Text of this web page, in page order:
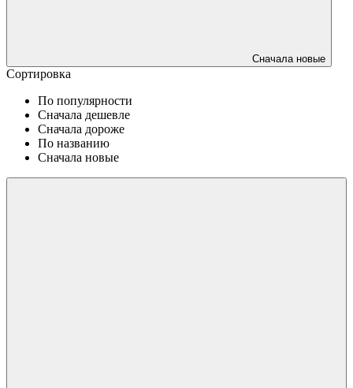
Сначала новые
Сортировка
По популярности
Сначала дешевле
Сначала дороже
По названию
Сначала новые